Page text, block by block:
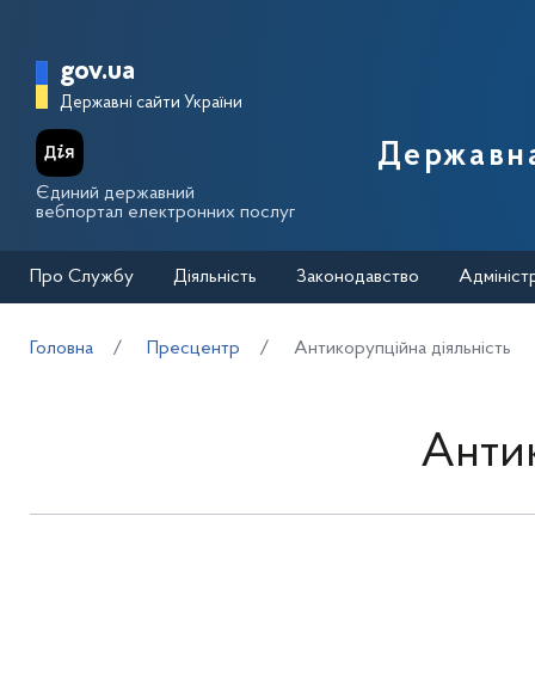
Головна сторінка Державної
gov.ua
Державні сайти України
Єдиний державний
вебпортал електронних послуг
Про Службу Діяльність Законодавство
Головна Пресцентр Антикорупційна діяльність